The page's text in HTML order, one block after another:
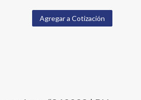
Agregar a Cotización